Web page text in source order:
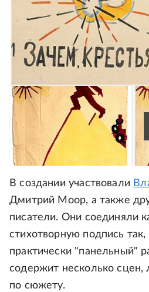
В создании участвовали
Дмитрий Моор, а также
писатели. Они соединяли
стихотворную подпись так,
практически "панельный"
содержит несколько сцен,
по сюжету.